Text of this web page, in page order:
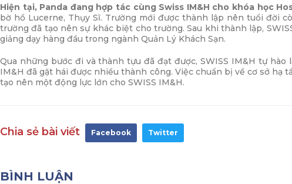
Hiện tại, Panda đang hợp tác cùng Swiss IM&H cho khóa học
bờ hồ Lucerne, Thụy Sĩ. Trường mới được thành lập nên tuổi đời
trường đã tạo nên sự khác biệt cho trường. Sau khi thành lập,
giảng dạy hàng đầu trong ngành Quản Lý Khách Sạn.
Qua những bước đi và thành tựu đã đạt được, SWISS IM&H tự
IM&H đã gặt hái được nhiều thành công. Việc chuẩn bị về cơ sở hạ
tạo nên một động lực lớn cho SWISS IM&H.
Chia sẻ bài viết Facebook Twitter
BÌNH LUẬN